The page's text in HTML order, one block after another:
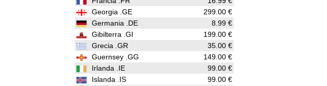
Georgia .GE
299.00 €
Germania .DE
8.99 €
Gibilterra .GI
199.00 €
Grecia .GR
35.00 €
Guernsey .GG
149.00 €
Irlanda .IE
99.00 €
Islanda .IS
99.00 €